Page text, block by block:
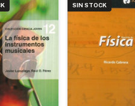
SIN STOCK